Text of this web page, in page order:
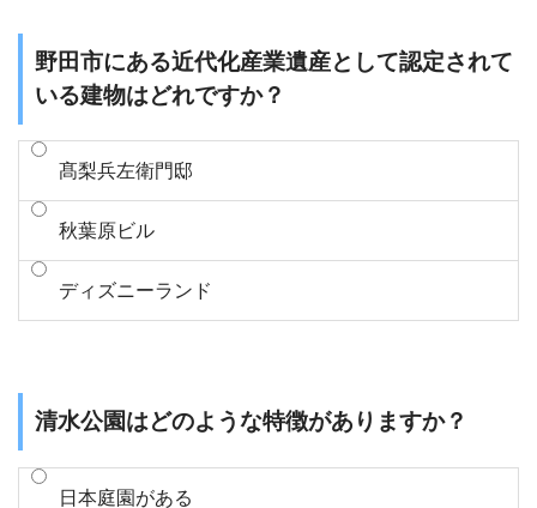
野田市にある近代化産業遺産として認定されて
いる建物はどれですか？
髙梨兵左衛門邸
秋葉原ビル
ディズニーランド
清水公園はどのような特徴がありますか？
日本庭園がある